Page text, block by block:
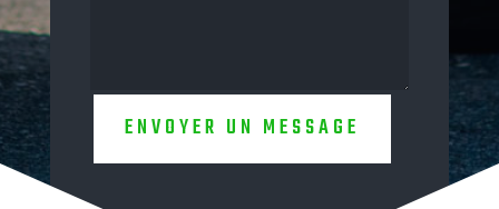
ENVOYER UN MESSAGE